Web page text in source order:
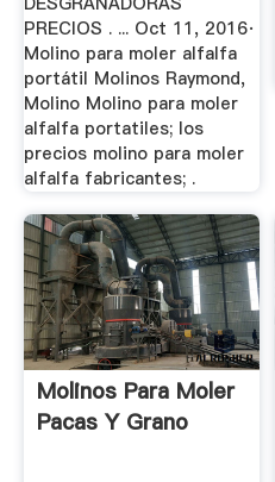
PRECIOS . ... Oct 11, 2016·
Molino para moler alfalfa
portátil Molinos Raymond,
Molino Molino para moler
alfalfa portatiles; los
precios molino para moler
alfalfa fabricantes; .
Molinos Para Moler
Pacas Y Grano